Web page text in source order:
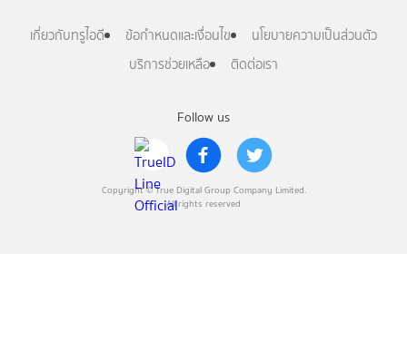
Follow us
Copyright © True Digital Group Company Limited.
All rights reserved
เกี่ยวกับทรูไอดี ข้อกำหนดและเงื่อนไข
นโยบายความเป็นส่วนตัว
บริการช่วยเหลือ
ติดต่อเรา